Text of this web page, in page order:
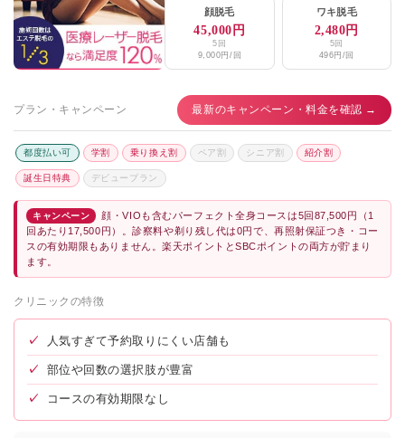
顔脱毛
45,000円
5回
9,000円/回
ワキ脱毛
2,480円
5回
496円/回
プラン・キャンペーン 最新のキャンペーン・料金を確認 →
都度払い可 学割 乗り換え割 ペア割 シニア割 紹介割
誕生日特典 デビュープラン
キャンペーン
顔・VIOも含むパーフェクト全身コースは5回87,500円（1
回あたり17,500円）。診察料や剃り残し代は0円で、再照射保証つき・コー
スの有効期限もありません。楽天ポイントとSBCポイントの両方が貯まり
ます。
クリニックの特徴
✓ 人気すぎて予約取りにくい店舗も
✓ 部位や回数の選択肢が豊富
✓ コースの有効期限なし